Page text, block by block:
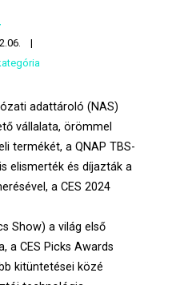
adattároló (NAS)
vállalata, örömmel
termékét, a QNAP TBS-
elismerték és díjazták a
a CES 2024
Show) a világ első
a CES Picks Awards
kitüntetései közé